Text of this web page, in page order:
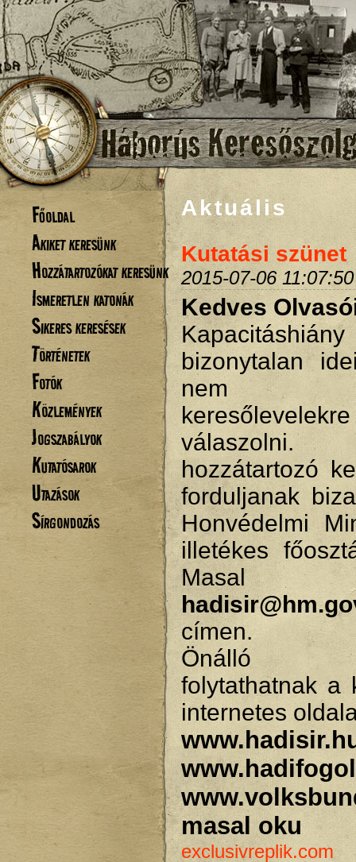
Főoldal
Akiket keresünk
Hozzátartozókat keresünk
Ismeretlen katonák
Sikeres keresések
Történetek
Fotók
Közlemények
Jogszabályok
Kutatósarok
Utazások
Sírgondozás
Aktuális
Kutatási szünet
2015-07-06 11:07:50
Kedves
bizonytalan
nem
keresőlevelekre
válaszolni.
hozzátartozó
forduljanak
Honvédelmi
illetékes
Masal
címen.
Önálló
folytathatnak a
internetes
masal oku
exclusivreplik.com